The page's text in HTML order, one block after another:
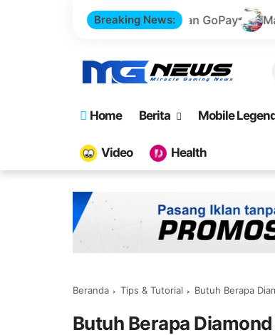
Breaking News:
Menggunakan GoPay Marvel Rivals - Top
Home Berita Mobile
Video Health
Beranda Tips & Tutorial Butuh Berapa
Butuh Berapa